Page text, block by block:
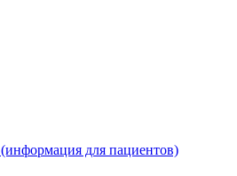
для пациентов)